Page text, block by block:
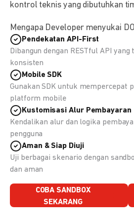
kontrol teknis yang dibutuhkan
Mengapa Developer menyukai
Pendekatan API-First
Dibangun dengan RESTful API
konsisten
Mobile SDK
Gunakan SDK untuk mempercepat
platform mobile
Kustomisasi Alur Pembayaran
Kendalikan alur dan logika
pengguna
Aman & Siap Diuji
Uji berbagai skenario dengan
dan aman
COBA SANDBOX
SEKARANG